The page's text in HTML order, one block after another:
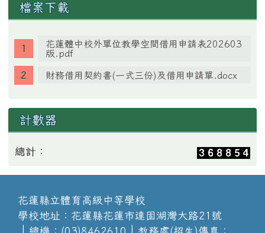
檔案下載
花蓮體中校外單位教學空間借用申請表202603
版.pdf
財務借用契約書(一式三份)及借用申請單.docx
計數器
總計：
花蓮縣立體育高級中等學校
學校地址：花蓮縣花蓮市達固湖灣大路21號